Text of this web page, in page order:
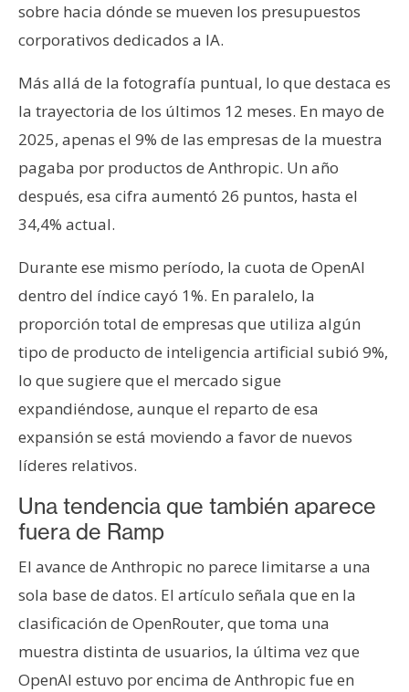
sobre hacia dónde se mueven los presupuestos
corporativos dedicados a IA.
Más allá de la fotografía puntual, lo que destaca es
la trayectoria de los últimos 12 meses. En mayo de
2025, apenas el 9% de las empresas de la muestra
pagaba por productos de Anthropic. Un año
después, esa cifra aumentó 26 puntos, hasta el
34,4% actual.
Durante ese mismo período, la cuota de OpenAI
dentro del índice cayó 1%. En paralelo, la
proporción total de empresas que utiliza algún
tipo de producto de inteligencia artificial subió 9%,
lo que sugiere que el mercado sigue
expandiéndose, aunque el reparto de esa
expansión se está moviendo a favor de nuevos
líderes relativos.
Una tendencia que también aparece
fuera de Ramp
El avance de Anthropic no parece limitarse a una
sola base de datos. El artículo señala que en la
clasificación de OpenRouter, que toma una
muestra distinta de usuarios, la última vez que
OpenAI estuvo por encima de Anthropic fue en